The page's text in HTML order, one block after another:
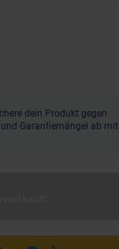
dein Produkt gegen
Garantiemängel ab mit